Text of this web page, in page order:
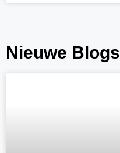
Nieuwe Blogs